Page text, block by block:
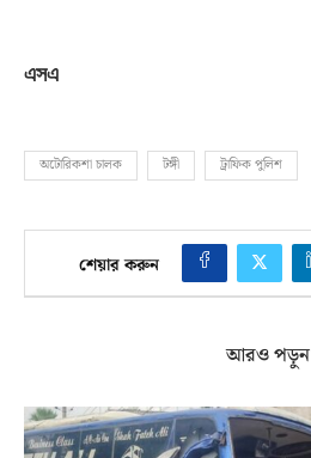
এসএ
অটোরিকশা চালক টঙ্গী ট্রাফিক পুলিশ
শেয়ার করুন
আরও পড়ুন